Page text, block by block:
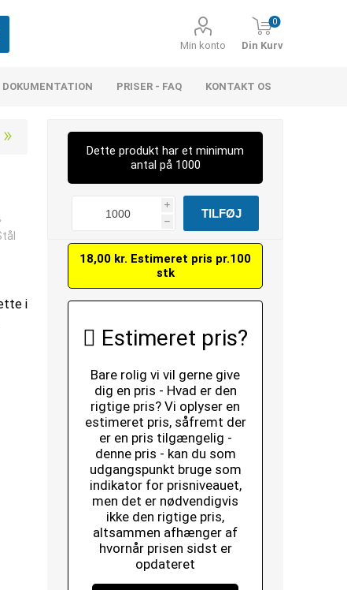
Min konto
0
Din Kurv
DOKUMENTATION PRISER - FAQ KONTAKT OS
i
Dette produkt har et minimum
antal på 1000
i
h
18,00 kr. Estimeret pris pr.100
stk
Estimeret pris?
Bare rolig vi vil gerne give
dig en pris - Hvad er den
rigtige pris? Vi oplyser en
estimeret pris, såfremt der
er en pris tilgængelig -
denne pris - kan du som
udgangspunkt bruge som
indikator for prisniveauet,
men det er nødvendigvis
ikke den rigtige pris,
altsammen afhænger af
hvornår prisen sidst er
opdateret